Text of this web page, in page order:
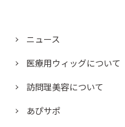
ニュース
医療用ウィッグについて
訪問理美容について
あぴサポ